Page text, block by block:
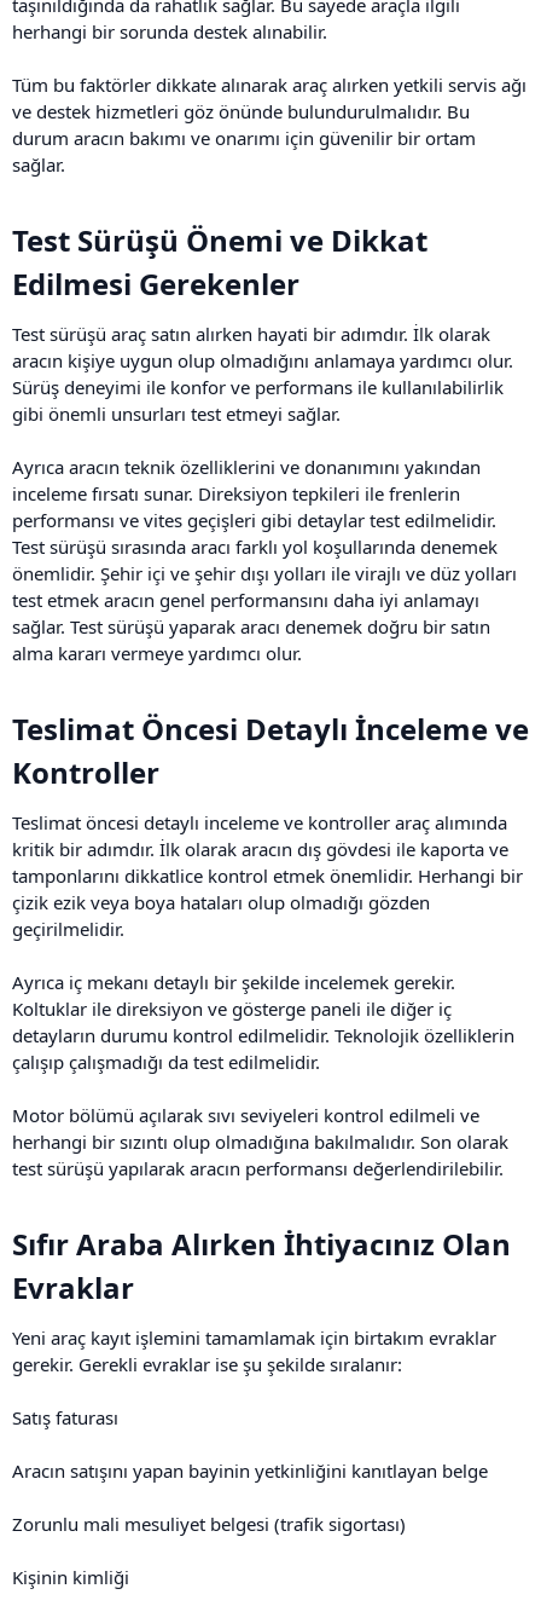
taşınıldığında da rahatlık sağlar. Bu sayede araçla ilgili
herhangi bir sorunda destek alınabilir.
Tüm bu faktörler dikkate alınarak araç alırken yetkili servis ağı
ve destek hizmetleri göz önünde bulundurulmalıdır. Bu
durum aracın bakımı ve onarımı için güvenilir bir ortam
sağlar.
Test Sürüşü Önemi ve Dikkat
Edilmesi Gerekenler​
Test sürüşü araç satın alırken hayati bir adımdır. İlk olarak
aracın kişiye uygun olup olmadığını anlamaya yardımcı olur.
Sürüş deneyimi ile konfor ve performans ile kullanılabilirlik
gibi önemli unsurları test etmeyi sağlar.
Ayrıca aracın teknik özelliklerini ve donanımını yakından
inceleme fırsatı sunar. Direksiyon tepkileri ile frenlerin
performansı ve vites geçişleri gibi detaylar test edilmelidir.
Test sürüşü sırasında aracı farklı yol koşullarında denemek
önemlidir. Şehir içi ve şehir dışı yolları ile virajlı ve düz yolları
test etmek aracın genel performansını daha iyi anlamayı
sağlar. Test sürüşü yaparak aracı denemek doğru bir satın
alma kararı vermeye yardımcı olur.
Teslimat Öncesi Detaylı İnceleme ve
Kontroller​
Teslimat öncesi detaylı inceleme ve kontroller araç alımında
kritik bir adımdır. İlk olarak aracın dış gövdesi ile kaporta ve
tamponlarını dikkatlice kontrol etmek önemlidir. Herhangi bir
çizik ezik veya boya hataları olup olmadığı gözden
geçirilmelidir.
Ayrıca iç mekanı detaylı bir şekilde incelemek gerekir.
Koltuklar ile direksiyon ve gösterge paneli ile diğer iç
detayların durumu kontrol edilmelidir. Teknolojik özelliklerin
çalışıp çalışmadığı da test edilmelidir.
Motor bölümü açılarak sıvı seviyeleri kontrol edilmeli ve
herhangi bir sızıntı olup olmadığına bakılmalıdır. Son olarak
test sürüşü yapılarak aracın performansı değerlendirilebilir.
Sıfır Araba Alırken İhtiyacınız Olan
Evraklar​
Yeni araç kayıt işlemini tamamlamak için birtakım evraklar
gerekir. Gerekli evraklar ise şu şekilde sıralanır:
Satış faturası
Aracın satışını yapan bayinin yetkinliğini kanıtlayan belge
Zorunlu mali mesuliyet belgesi (trafik sigortası)
Kişinin kimliği